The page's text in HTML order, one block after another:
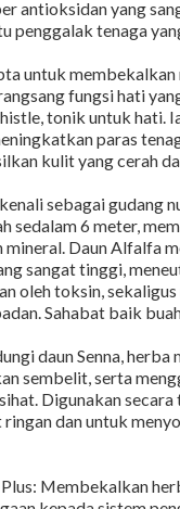
antioksidan yang
penggalak tenaga
untuk membekalkan
fungsi hati
tonik untuk hati.
paras
kulit yang cerah
sebagai gudang
sedalam 6 meter,
mineral. Daun Alfalfa
sangat tinggi,
oleh toksin,
Sahabat baik
daun Senna, herba
sembelit, serta
Digunakan
dan untuk
Membekalkan